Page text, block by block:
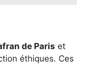
de Paris et
éthiques. Ces